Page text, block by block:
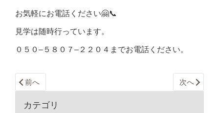
お気軽にお電話ください🤗📞
見学は随時行っています。
０５０– ５８０７– ２２０４ までお電話ください。
前へ 次へ
カテゴリ